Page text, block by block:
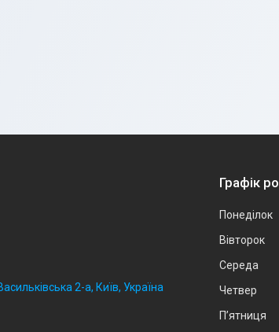
2-а, Київ, Україна
Графік
Понеділок
Вівторок
Середа
Четвер
Пʼятниця